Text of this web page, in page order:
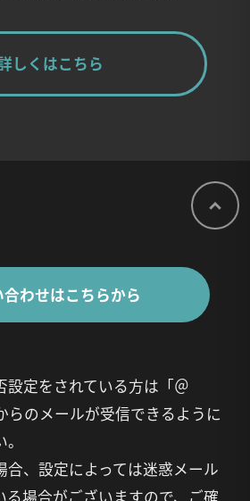
しくはこちら
合わせはこちらから
設定をされている方は「＠
のメールが受信できるように
合、設定によっては迷惑メール
る場合がございますので、ご確